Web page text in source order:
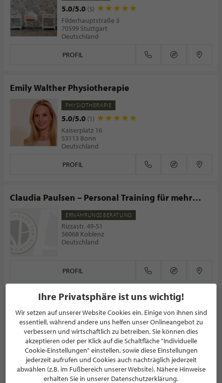
5.0/5.0 (5)
Filderhauptstraße 3
70599 Stuttgart
Deutschland
PROFIL
Emily Walther Physiotherapie
PHYSIOTHERAPIE
5.0/5.0 (1)
Kaiserplatz 16
53113 Bonn
Deutschland
PROFIL
Claudia Paulsen – Personal Training für mehr
LebensqualitätERNÄHRUNGSBERATUNG
Rizzastr. 49-51
56068 Koblenz
Deutschland
PROFIL
NEWSLETTER
Bleiben Sie immer UP TO DATE! Melden Sie sich jetzt für
unseren STILPUNKTE®-Newsletter an und profitieren Sie
von exklusiven Neuigkeiten, TrendsundAngeboten
Mit der Anmeldung für unseren Newsletter stimmen Sie
Ihre Privatsphäre ist uns wichtig!
Wir setzen auf unserer Website Cookies ein. Einige von ihnen sind
essentiell, während andere uns helfen unser Onlineangebot zu
verbessern und wirtschaftlich zu betreiben. Sie können dies
akzeptieren oder per Klick auf die Schaltfläche "Individuelle
Cookie-Einstellungen" einstellen, sowie diese Einstellungen
jederzeit aufrufen und Cookies auch nachträglich jederzeit
abwählen (z.B. im Fußbereich unserer Website). Nähere Hinweise
erhalten Sie in unserer Datenschutzerklärung.